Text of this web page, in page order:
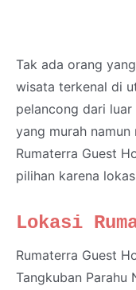
Tak ada orang
wisata terkenal di
pelancong dari luar
yang murah
Rumaterra Guest
pilihan karena
Lokasi
Rumaterra Guest
Tangkuban Parahu